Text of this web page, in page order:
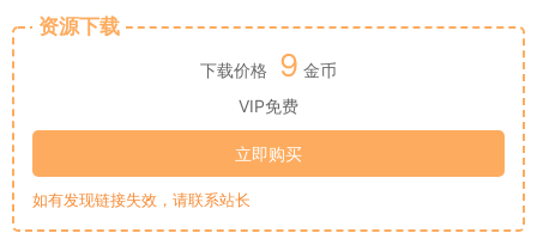
资源下载
下载价格 9 金币
VIP免费
立即购买
如有发现链接失效，请联系站长